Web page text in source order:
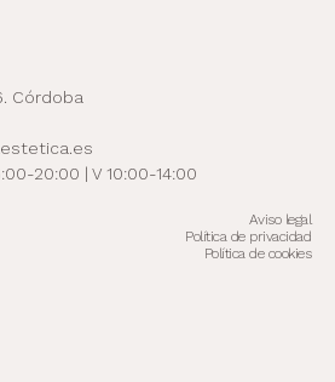
Córdoba
20:00 | V 10:00-14:00
Aviso legal
Política de privacidad
Política de cookies